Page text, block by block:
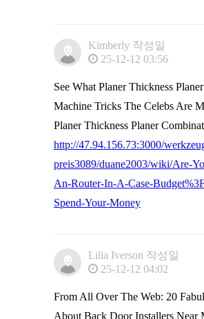
Kimberly 작성일
25-12-12 03:56
See What Planer Thickness
Machine Tricks The Celebs Are
Planer Thickness Planer
http://47.94.156.73:3000/
preis3089/duane2003/wiki/Are-
An-Router-In-A-Case-
Spend-Your-Money
Lilia Iverson 작성일
25-12-12 04:02
From All Over The Web: 20
About Back Door Installers Near